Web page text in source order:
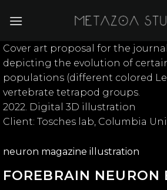
neuron magazine illustration
FOREBRAIN NEURON
Cover art proposal for the
depicting the evolution of
populations (different colored
vertebrate tetrapod groups.
2022. Digital 3D illustration
Client: Tosches lab, Columbia